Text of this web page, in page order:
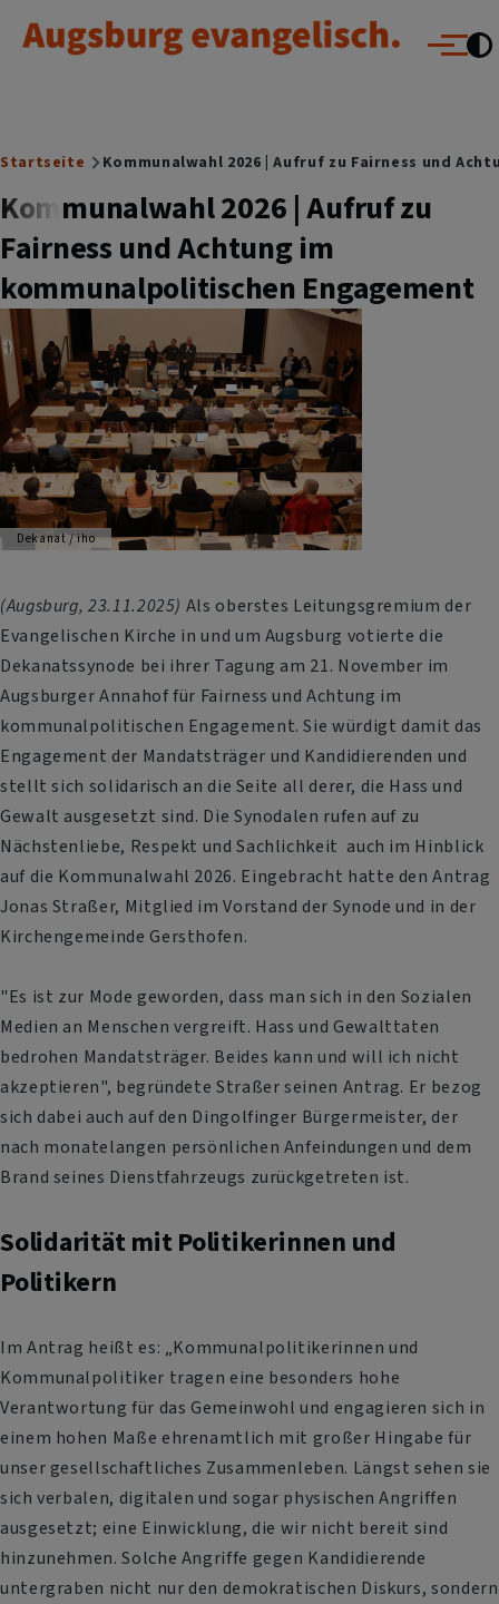
Augsburg evangelisch.
Menü
Breadcrumb
Startseite Kommunalwahl 2026 | Aufruf zu Fairness und
Kommunalwahl 2026 | Aufruf zu
Fairness und Achtung im
kommunalpolitischen Engagement
Dekanat / iho
(Augsburg, 23.11.2025) Als oberstes Leitungsgremium der
Evangelischen Kirche in und um Augsburg votierte die
Dekanatssynode bei ihrer Tagung am 21. November im
Augsburger Annahof für Fairness und Achtung im
kommunalpolitischen Engagement. Sie würdigt damit das
Engagement der Mandatsträger und Kandidierenden und
stellt sich solidarisch an die Seite all derer, die Hass und
Gewalt ausgesetzt sind. Die Synodalen rufen auf zu
Nächstenliebe, Respekt und Sachlichkeit auch im Hinblick
auf die Kommunalwahl 2026. Eingebracht hatte den Antrag
Jonas Straßer, Mitglied im Vorstand der Synode und in der
Kirchengemeinde Gersthofen.
"Es ist zur Mode geworden, dass man sich in den Sozialen
Medien an Menschen vergreift. Hass und Gewalttaten
bedrohen Mandatsträger. Beides kann und will ich nicht
akzeptieren", begründete Straßer seinen Antrag. Er bezog
sich dabei auch auf den Dingolfinger Bürgermeister, der
nach monatelangen persönlichen Anfeindungen und dem
Brand seines Dienstfahrzeugs zurückgetreten ist.
Solidarität mit Politikerinnen und
Politikern
Im Antrag heißt es: „Kommunalpolitikerinnen und
Kommunalpolitiker tragen eine besonders hohe
Verantwortung für das Gemeinwohl und engagieren sich in
einem hohen Maße ehrenamtlich mit großer Hingabe für
unser gesellschaftliches Zusammenleben. Längst sehen sie
sich verbalen, digitalen und sogar physischen Angriffen
ausgesetzt; eine Einwicklung, die wir nicht bereit sind
hinzunehmen. Solche Angriffe gegen Kandidierende
untergraben nicht nur den demokratischen Diskurs, sondern